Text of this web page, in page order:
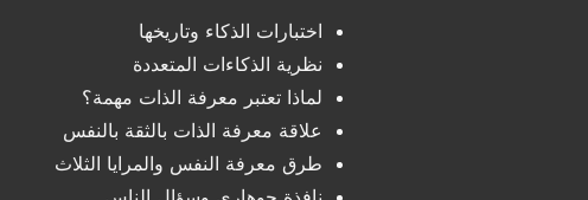
اختبارات الذكاء وتاريخها
نظرية الذكاءات المتعددة
لماذا تعتبر معرفة الذات مهمة؟
علاقة معرفة الذات بالثقة بالنفس
طرق معرفة النفس والمرايا الثلاث